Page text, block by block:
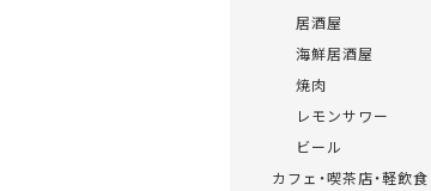
居酒屋
海鮮居酒屋
焼肉
レモンサワー
ビール
カフェ・喫茶店・軽飲食